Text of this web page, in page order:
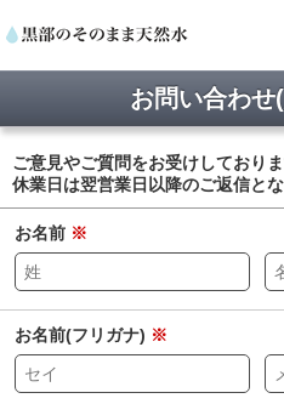
お問い合わせ
ご意見やご質問をお受けしておりま
休業日は翌営業日以降のご返信と
お名前 ※
お名前(フリガナ) ※